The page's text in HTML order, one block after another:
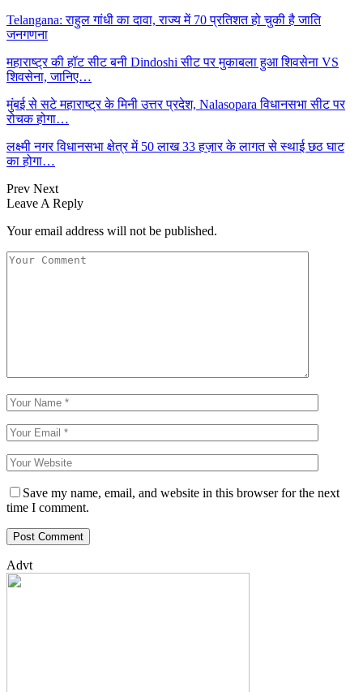
Telangana: राहुल गांधी का दावा, राज्य में 70 प्रतिशत हो चुकी है जाति
जनगणना
महाराष्‍ट्र की हॉट सीट बनी Dindoshi सीट पर मुकाबला हुआ शिवसेना VS
शिवसेना, जानिए…
मुंबई से सटे महाराष्ट्र के मिनी उत्तर प्रदेश, Nalasopara विधानसभा सीट पर
रोचक होगा…
लक्ष्मी नगर विधानसभा क्षेत्र में 50 लाख 33 हज़ार के लागत से स्थाई छठ घाट
का होगा…
Prev Next
Leave A Reply
Your email address will not be published.
Save my name, email, and website in this browser for the next
time I comment.
Advt